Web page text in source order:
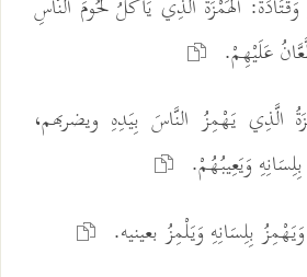
عَلَيْهِمْ.
الَّذِي يَهْمِزُ النَّاسَ بِيَدِهِ ويضربهم،
وَيَعِيبُهُمْ.
بِلِسَانِهِ وَيَلْمِزُ بعينيه.